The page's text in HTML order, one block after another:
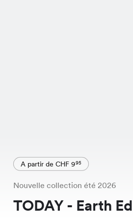
A partir de CHF 995
Nouvelle collection été 2026
TODAY - Earth